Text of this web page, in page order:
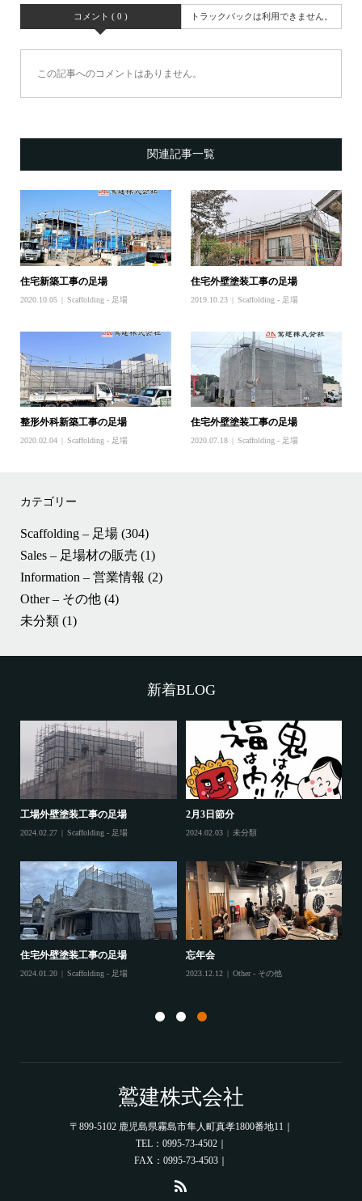
コメント ( 0 ) トラックバックは利用できません。
この記事へのコメントはありません。
関連記事一覧
住宅新築工事の足場
2020.10.05 Scaffolding - 足場
住宅外壁塗装工事の足場
2019.10.23 Scaffolding - 足場
整形外科新築工事の足場
2020.02.04 Scaffolding - 足場
住宅外壁塗装工事の足場
2020.07.18 Scaffolding - 足場
カテゴリー
Scaffolding – 足場(304)
Sales – 足場材の販売 (1)
Information – 営業情報 (2)
Other – その他(4)
未分類(1)
新着BLOG
工場外壁塗装工事の足場
2024.02.27 Scaffolding - 足場
2月3日節分
2024.02.03 未分類
住宅外壁塗装工事の足場
2024.01.20 Scaffolding - 足場
忘年会
2023.12.12 Other - その他
鷲建株式会社
〒899-5102 鹿児島県霧島市隼人町真孝1800番地11｜
TEL：0995-73-4502｜
FAX：0995-73-4503｜